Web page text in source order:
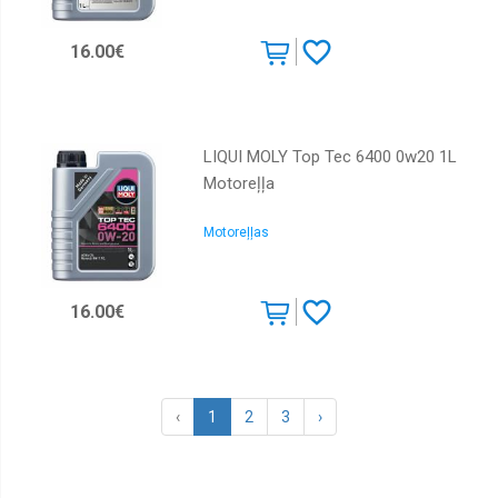
16.00€
LIQUI MOLY Top Tec 6400 0w20 1L
Motoreļļa
Motoreļļas
16.00€
‹ 1 2 3 ›